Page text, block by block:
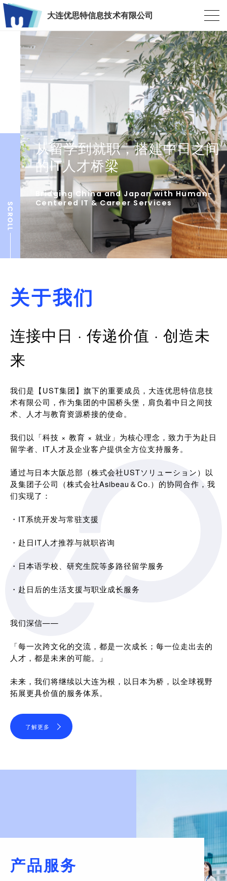
大连优思特信息技术有限公司
从留学到就职，搭建中日之间
的IT人才桥梁
Bridging China and Japan with Human-
Centered IT & Career Services
关于我们
连接中日 · 传递价值 · 创造未
来
我们是【UST集团】旗下的重要成员，大连优思特信息技
术有限公司，作为集团的中国桥头堡，肩负着中日之间技
术、人才与教育资源桥接的使命。
我们以「科技 × 教育 × 就业」为核心理念，致力于为赴日
留学者、IT人才及企业客户提供全方位支持服务。
通过与日本大阪总部（株式会社USTソリューション）以
及集团子公司（株式会社Asibeau＆Co.）的协同合作，我
们实现了：
・IT系统开发与常驻支援
・赴日IT人才推荐与就职咨询
・日本语学校、研究生院等多路径留学服务
・赴日后的生活支援与职业成长服务
我们深信——
「每一次跨文化的交流，都是一次成长；每一位走出去的
人才，都是未来的可能。」
未来，我们将继续以大连为根，以日本为桥，以全球视野
拓展更具价值的服务体系。
了解更多
产品服务